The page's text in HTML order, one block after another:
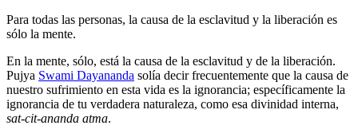
Para todas las personas, la causa de la esclavitud y la liberación es
sólo la mente.
En la mente, sólo, está la causa de la esclavitud y de la liberación.
Pujya Swami Dayananda solía decir frecuentemente que la causa de
nuestro sufrimiento en esta vida es la ignorancia; específicamente la
ignorancia de tu verdadera naturaleza, como esa divinidad interna,
sat-cit-ananda atma.